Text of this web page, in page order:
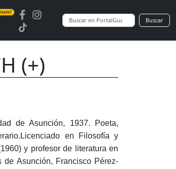
Buscar
(+)
de Asunción, 1937. Poeta,
en Filosofía y
y profesor de literatura en
de Asunción, Francisco Pérez-